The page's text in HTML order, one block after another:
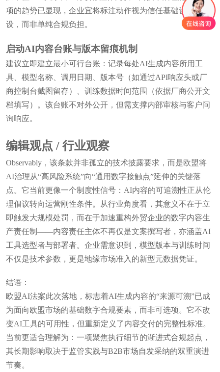
项的趋势已显现，企业宜将标注动作视为信任基础设施建
设，而非单纯合规负担。
启动AI内容台账与版本留痕机制
建议立即建立最小可行台账：记录每处AI生成内容所用工
具、模型名称、调用日期、版本号（如通过API响应头或厂
商控制台截图留存）、训练数据时间范围（依据厂商公开文
档填写）。该台账不对外公开，但需支撑内部审核与客户问
询响应。
编辑观点 / 行业观察
Observably，该条款并非孤立的技术披露要求，而是欧盟将
AI治理从“高风险系统”向“通用数字接触点”延伸的关键落
点。它当前更像一个制度性信号：AI内容的可追溯性正从伦
理倡议转向运营刚性条件。从行业角度看，其意义不在于立
即触发大规模处罚，而在于加速重构外贸企业的数字内容生
产责任制——内容责任主体不再仅是文案撰写者，亦涵盖AI
工具选型者与部署者。企业需意识到，模型版本与训练时间
不仅是技术参数，更是地缘市场准入的新型元数据凭证。
结语：
欧盟AI法案此次落地，标志着AI生成内容的“来源可溯”已成
为面向欧盟市场的基础数字合规要素，而非可选项。它不改
变AI工具的可用性，但重新定义了内容交付的完整性标准。
当前更适合理解为：一项聚焦执行细节的渐进式合规起点，
其长期影响取决于监管实践与B2B市场自发采纳的双重演进
节奏。